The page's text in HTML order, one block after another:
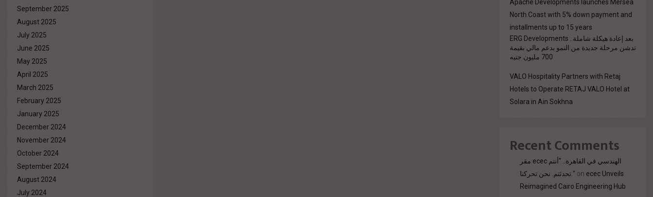
September 2025
August 2025
July 2025
June 2025
May 2025
April 2025
March 2025
February 2025
January 2025
December 2024
November 2024
October 2024
September 2024
August 2024
July 2024
Apache Developments launches Mersea
North Coast with 5% down payment and
installments up to 15 years
بعد إعادة هيكلة شاملة.. ERG Developments
تدشن مرحلة جديدة من النمو بدعم مالي بقيمة
700 مليون جنيه
VALO Hospitality Partners with Retaj
Hotels to Operate RETAJ VALO Hotel at
Solara in Ain Sokhna
Recent Comments
مقر ecec الهندسي في القاهرة.. "أنتم
تحدثتم. نحن تحركنا." on ecec Unveils
Reimagined Cairo Engineering Hub